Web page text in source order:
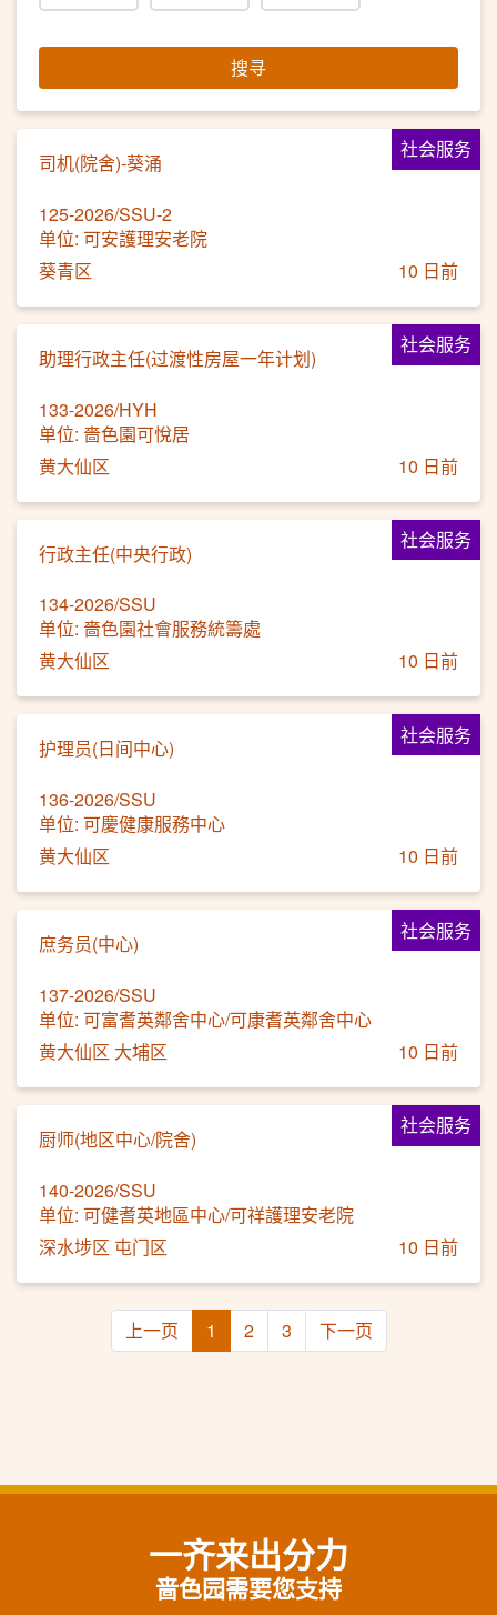
搜寻
社会服务
司机(院舍)-葵涌
125-2026/SSU-2
单位: 可安護理安老院
葵青区
10 日前
社会服务
助理行政主任(过渡性房屋一年计划)
133-2026/HYH
单位: 嗇色園可悅居
黄大仙区
10 日前
社会服务
行政主任(中央行政)
134-2026/SSU
单位: 嗇色園社會服務統籌處
黄大仙区
10 日前
社会服务
护理员(日间中心)
136-2026/SSU
单位: 可慶健康服務中心
黄大仙区
10 日前
社会服务
庶务员(中心)
137-2026/SSU
单位: 可富耆英鄰舍中心/可康耆英鄰舍中心
黄大仙区 大埔区
10 日前
社会服务
厨师(地区中心/院舍)
140-2026/SSU
单位: 可健耆英地區中心/可祥護理安老院
深水埗区 屯门区
10 日前
上一页 1 2 3 下一页
一齐来出分力
啬色园需要您支持